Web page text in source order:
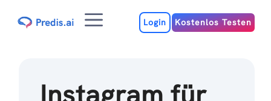
Inhalt
MenuLogin Kostenlos Testen